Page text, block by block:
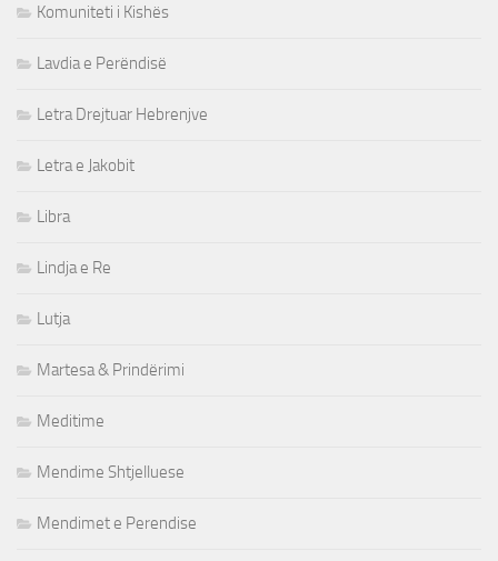
Komuniteti i Kishës
Lavdia e Perëndisë
Letra Drejtuar Hebrenjve
Letra e Jakobit
Libra
Lindja e Re
Lutja
Martesa & Prindërimi
Meditime
Mendime Shtjelluese
Mendimet e Perendise